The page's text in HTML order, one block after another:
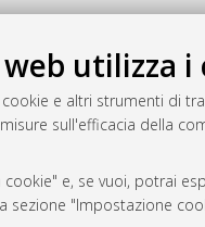
utilizza i
e altri strumenti di
sull'efficacia della
e, se vuoi, potrai
sezione "Impostazione